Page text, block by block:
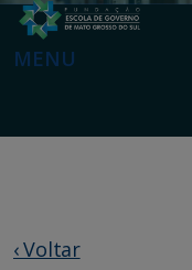
MENU
‹ Voltar